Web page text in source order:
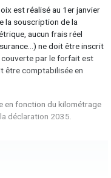
est réalisé au 1er janvier
la souscription de la
aucun frais réel
ne doit être inscrit
couverte par le forfait est
être comptabilisée en
en fonction du kilométrage
déclaration 2035.